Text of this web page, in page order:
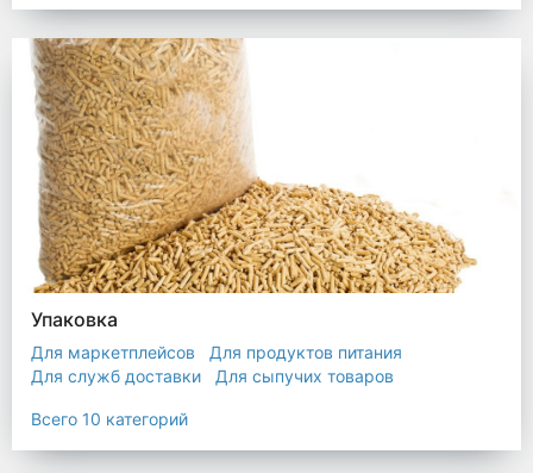
Упаковка
Для маркетплейсов
Для продуктов питания
Для служб доставки
Для сыпучих товаров
Промышленная упаковка
Прочая полиэтиленовая упаковка
Всего 10 категорий